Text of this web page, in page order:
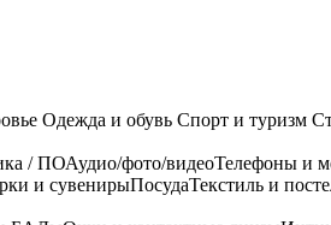
Одежда и обувь Спорт и туризм
/ ПОАудио/фото/видеоТелефоны и
и сувенирыПосудаТекстиль и